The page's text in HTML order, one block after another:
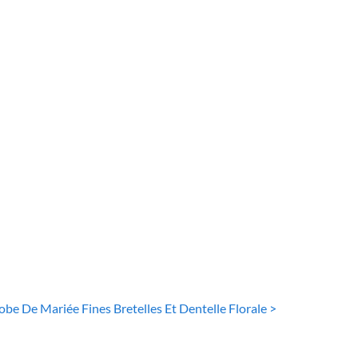
De Mariée Fines Bretelles Et Dentelle Florale >